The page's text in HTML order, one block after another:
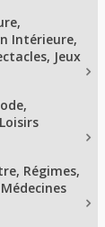
Intérieure,
Jeux
Régimes,